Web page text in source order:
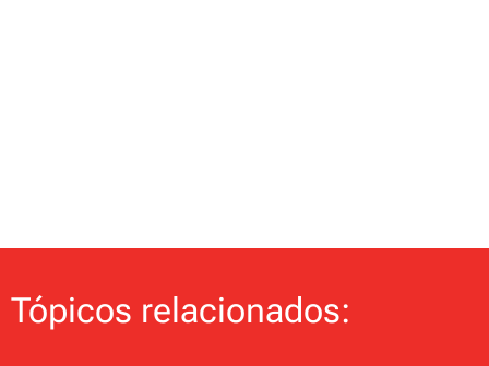
Tópicos relacionados: